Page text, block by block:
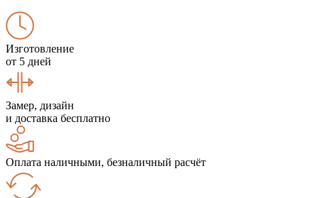
Изготовление
от 5 дней
Замер, дизайн
и доставка бесплатно
Оплата наличными, безналичный расчёт